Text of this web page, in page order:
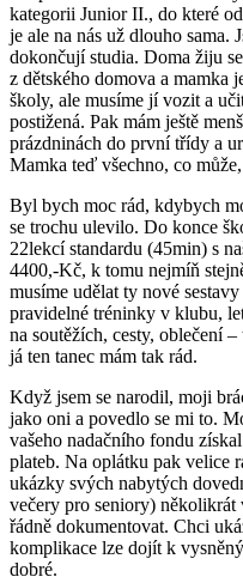
kategorii Junior II., do které
je ale na nás už dlouho sama.
dokončují studia. Doma žiju
z dětského domova a mamka
školy, ale musíme jí vozit a
postižená. Pak mám ještě
prázdninách do první třídy a
Mamka teď všechno, co
Byl bych moc rád, kdybych
se trochu ulevilo. Do konce
22lekcí standardu (45min) s
4400,-Kč, k tomu nejmíň
musíme udělat ty nové
pravidelné tréninky v klubu,
na soutěžích, cesty, oblečení
já ten tanec mám tak rád.
Když jsem se narodil, moji
jako oni a povedlo se mi to.
vašeho nadačního fondu
plateb. Na oplátku pak velice
ukázky svých nabytých
večery pro seniory) několikrát
řádně dokumentovat. Chci
komplikace lze dojít k
dobré.